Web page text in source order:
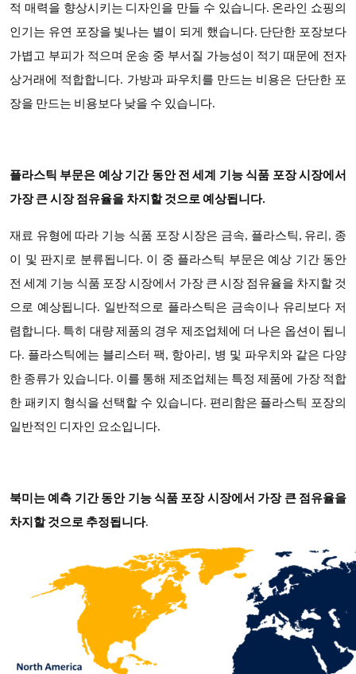
적 매력을 향상시키는 디자인을 만들 수 있습니다. 온라인 쇼핑의
인기는 유연 포장을 빛나는 별이 되게 했습니다. 단단한 포장보다
가볍고 부피가 적으며 운송 중 부서질 가능성이 적기 때문에 전자
상거래에 적합합니다. 가방과 파우치를 만드는 비용은 단단한 포
장을 만드는 비용보다 낮을 수 있습니다.
플라스틱 부문은 예상 기간 동안 전 세계 기능 식품 포장 시장에서
가장 큰 시장 점유율을 차지할 것으로 예상됩니다.
재료 유형에 따라 기능 식품 포장시장은 금속, 플라스틱, 유리, 종
이 및 판지로 분류됩니다. 이 중 플라스틱 부문은 예상 기간 동안
전 세계 기능 식품 포장 시장에서 가장 큰 시장 점유율을 차지할 것
으로 예상됩니다. 일반적으로 플라스틱은 금속이나 유리보다 저
렴합니다. 특히 대량 제품의 경우 제조업체에 더 나은 옵션이 됩니
다. 플라스틱에는 블리스터 팩, 항아리, 병 및 파우치와 같은 다양
한 종류가 있습니다. 이를 통해 제조업체는 특정 제품에 가장 적합
한 패키지 형식을 선택할 수 있습니다. 편리함은 플라스틱 포장의
일반적인 디자인 요소입니다.
북미는 예측 기간 동안 기능 식품 포장 시장에서 가장 큰 점유율을
차지할 것으로 추정됩니다.